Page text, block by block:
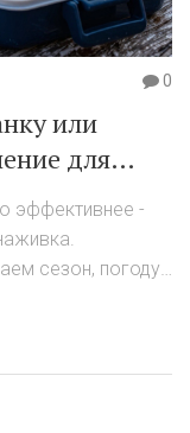
0
или
для
эффективнее -
сезон, погоду